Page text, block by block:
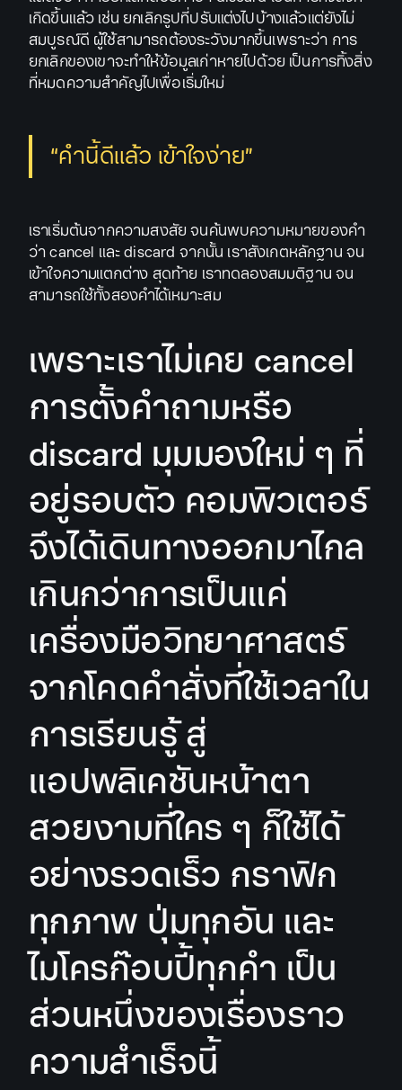
เกิดขึ้นแล้ว เช่น ยกเลิกรูปที่ปรับแต่งไปบ้างแล้วแต่ยังไม่
สมบูรณ์ดี ผู้ใช้สามารถต้องระวังมากขึ้นเพราะว่า การ
ยกเลิกของเขาจะทำให้ข้อมูลเก่าหายไปด้วย เป็นการทิ้งสิ่ง
ที่หมดความสำคัญไปเพื่อเริ่มใหม่
“คำนี้ดีแล้ว เข้าใจง่าย”
เราเริ่มต้นจากความสงสัย จนค้นพบความหมายของคำ
ว่า cancel และ discard จากนั้น เราสังเกตหลักฐาน จน
เข้าใจความแตกต่าง สุดท้าย เราทดลองสมมติฐาน จน
สามารถใช้ทั้งสองคำได้เหมาะสม
เพราะเราไม่เคย cancel
การตั้งคำถามหรือ
discard มุมมองใหม่ ๆ ที่
อยู่รอบตัว คอมพิวเตอร์
จึงได้เดินทางออกมาไกล
เกินกว่าการเป็นแค่
เครื่องมือวิทยาศาสตร์
จากโคดคำสั่งที่ใช้เวลาใน
การเรียนรู้ สู่
แอปพลิเคชันหน้าตา
สวยงามที่ใคร ๆ ก็ใช้ได้
อย่างรวดเร็ว กราฟิก
ทุกภาพ ปุ่มทุกอัน และ
ไมโครก๊อบปี้ทุกคำ เป็น
ส่วนหนึ่งของเรื่องราว
ความสำเร็จนี้